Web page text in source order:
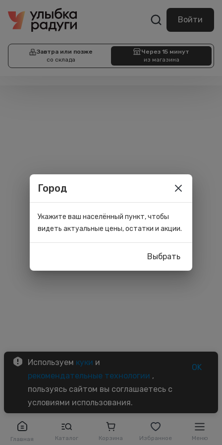
Войти
Завтра или позже
со склада
Через 15 минут
из магазина
Главная Каталог Корзина Избранное Меню
Используем куки и
рекомендательные технологии ,
пользуясь сайтом вы соглашаетесь с
условиями использования.
OK
Город
Укажите ваш населённый пункт, чтобы
видеть актуальные цены, остатки и акции.
Выбрать